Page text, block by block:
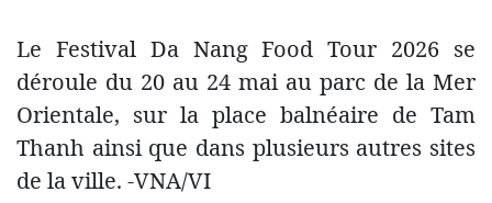
Le Festival Da Nang Food Tour 2026 se
déroule du 20 au 24 mai au parc de la Mer
Orientale, sur la place balnéaire de Tam
Thanh ainsi que dans plusieurs autres sites
de la ville. -VNA/VI